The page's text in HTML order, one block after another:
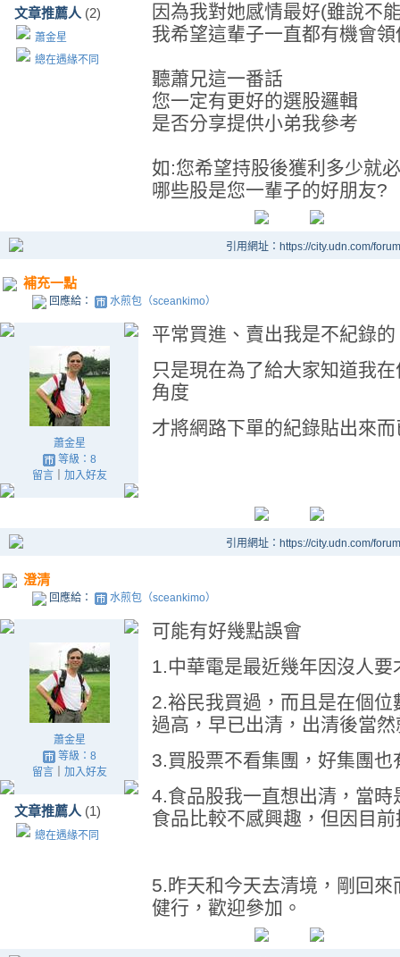
文章推薦人 (2)
蕭金星
總在遇緣不同
因為我對她感情最好(雖說不
我希望這輩子一直都有機會
聽蕭兄這一番話
您一定有更好的選股邏輯
是否分享提供小弟我參考
如:您希望持股後獲利多少就
哪些股是您一輩子的好朋友?
引用網址：https://city.udn.com/
補充一點
回應給： 水煎包（sceankimo）
蕭金星
等級：8
留言｜ 加入好友
平常買進、賣出我是不紀錄的
只是現在為了給大家知道我
角度
才將網路下單的紀錄貼出來而
引用網址：https://city.udn.com/
澄清
回應給： 水煎包（sceankimo）
蕭金星
等級：8
留言｜ 加入好友
文章推薦人 (1)
總在遇緣不同
可能有好幾點誤會
1.中華電是最近幾年因沒人
2.裕民我買過，而且是在個
過高，早已出清，出清後當
3.買股票不看集團，好集團也
4.食品股我一直想出清，當
食品比較不感興趣，但因目
5.昨天和今天去清境，剛回
健行，歡迎參加。